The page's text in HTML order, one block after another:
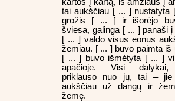
tai aukščiau [ ... ] nustatyta
grožis [ ... [ ir išorėjo
šviesa, galinga [ ... ] panaši į
[ ... ] valdo visus eonus
žemiau. [ ... ] buvo paimta iš
[ ... ] buvo išmėtyta [ ... ]
apačioje. Visi
priklauso nuo jų, tai –
aukščiau už dangų ir
žemę.